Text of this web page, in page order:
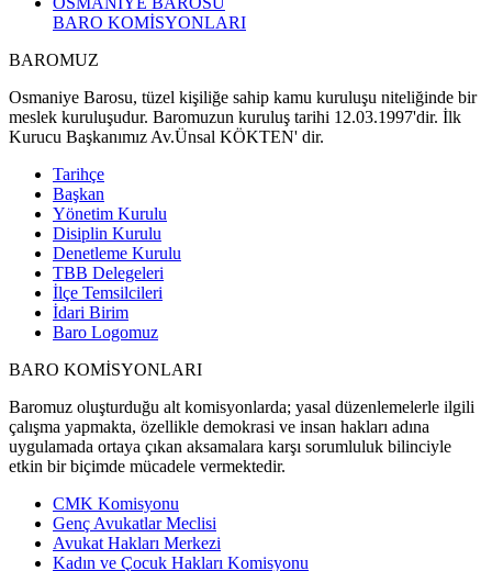
BARO KOMİSYONLARI
BAROMUZ
Osmaniye Barosu, tüzel kişiliğe sahip kamu kuruluşu niteliğinde bir
meslek kuruluşudur. Baromuzun kuruluş tarihi 12.03.1997'dir. İlk
Kurucu Başkanımız Av.Ünsal KÖKTEN' dir.
Tarihçe
Başkan
Yönetim Kurulu
Disiplin Kurulu
Denetleme Kurulu
TBB Delegeleri
İlçe Temsilcileri
İdari Birim
Baro Logomuz
BARO KOMİSYONLARI
Baromuz oluşturduğu alt komisyonlarda; yasal düzenlemelerle ilgili
çalışma yapmakta, özellikle demokrasi ve insan hakları adına
uygulamada ortaya çıkan aksamalara karşı sorumluluk bilinciyle
etkin bir biçimde mücadele vermektedir.
CMK Komisyonu
Genç Avukatlar Meclisi
Avukat Hakları Merkezi
Kadın ve Çocuk Hakları Komisyonu